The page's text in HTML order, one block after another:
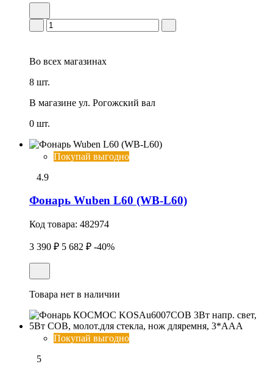
Во всех магазинах
8 шт.
В магазине ул. Рогожский вал
0 шт.
Покупай выгодно
4.9
Фонарь Wuben L60 (WB-L60)
Код товара: 482974
3 390 ₽ 5 682 ₽ -40%
Товара нет в наличии
Покупай выгодно
5